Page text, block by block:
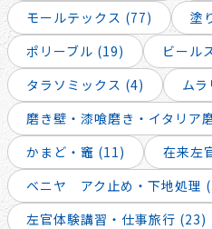
モールテックス (77)
塗
ポリーブル (19)
ビール
タラソミックス (4)
ム
磨き壁・漆喰磨き・イタリア
かまど・竈 (11)
在来左
ベニヤ アク止め・下地処理
左官体験講習・仕事旅行 (23)